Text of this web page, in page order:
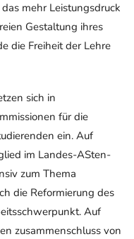
mehr Leistungsdruck
Gestaltung ihres
die Freiheit der Lehre
sich in
für die
ein. Auf
im Landes-ASten-
zum Thema
die Reformierung des
Auf
zusammenschluss von